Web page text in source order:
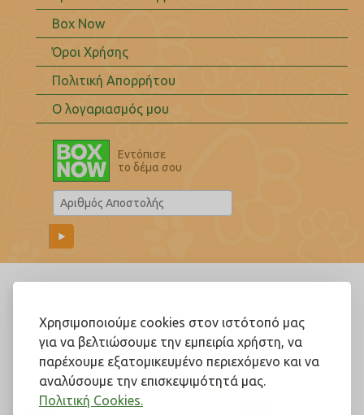
Χρησιμοποιούμε cookies στον ιστότοπό μας
για να βελτιώσουμε την εμπειρία χρήστη, να
παρέχουμε εξατομικευμένο περιεχόμενο και να
αναλύσουμε την επισκεψιμότητά μας.
Πολιτική Cookies.
Box Now
Όροι Χρήσης
Πολιτική Απορρήτου
Ο λογαριασμός μου
Εντόπισε
το δέμα σου
Ακολουθήστε μας!